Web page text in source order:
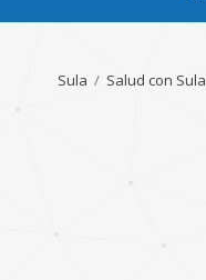
Sula / Salud con Sula